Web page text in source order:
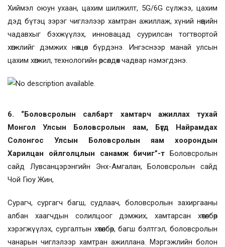
Хиймэл оюун ухаан, цахим шилжилт, 5G/6G сүлжээ, цахим
дэд бүтэц зэрэг чиглэлээр хамтран ажиллаж, хүний нөөцийн
чадавхыг бэхжүүлэх, инновацад суурилсан тогтвортой
хөгжлийг дэмжих нөхцөл бүрдэнэ. Ингэснээр манай улсын
цахим хөгжил, технологийн өрсөлдөх чадвар нэмэгдэнэ.
6. “Боловсролын салбарт хамтарч ажиллах тухай
Монгол Улсын Боловсролын яам, Бүгд Найрамдах
Солонгос Улсын Боловсролын яам хоорондын
Харилцан ойлголцлын санамж бичиг”-т Боловсролын
сайд Лувсанцэрэнгийн Энх-Амгалан, Боловсролын сайд
Чой Гюу Жин,
Сурагч, сургагч багш, судлаач, боловсролын захиргааны
албан хаагчдын солилцоог дэмжих, хамтарсан хөтөлбөр
хэрэгжүүлэх, сургалтын хөтөлбөр, багш бэлтгэл, боловсролын
чанарын чиглэлээр хамтран ажиллана. Мэргэжлийн болон